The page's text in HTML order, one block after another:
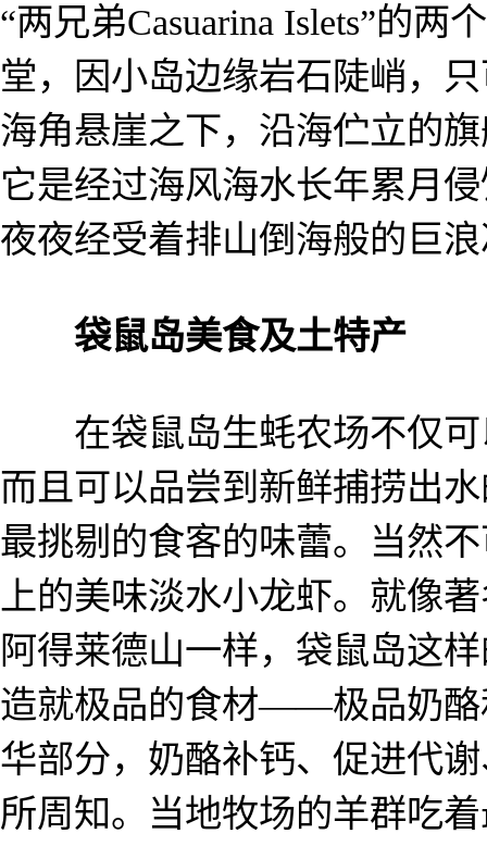
“两兄弟Casuarina Islets”的
堂，因小岛边缘岩石陡峭，
海角悬崖之下，沿海伫立的
它是经过海风海水长年累月
夜夜经受着排山倒海般的巨
袋鼠岛美食及土特产
在袋鼠岛生蚝农场不仅可
而且可以品尝到新鲜捕捞出
最挑剔的食客的味蕾。当然
上的美味淡水小龙虾。就像
阿得莱德山一样，袋鼠岛这
造就极品的食材——极品奶酪
华部分，奶酪补钙、促进代
所周知。当地牧场的羊群吃